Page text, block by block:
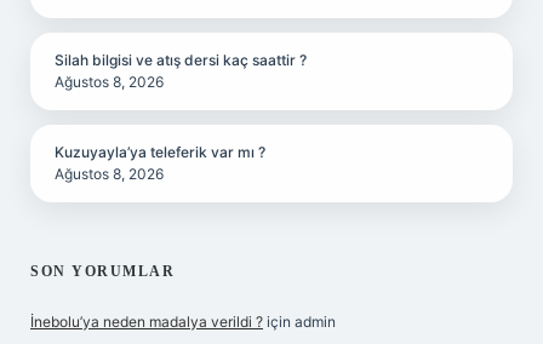
Silah bilgisi ve atış dersi kaç saattir ?
Ağustos 8, 2026
Kuzuyayla’ya teleferik var mı ?
Ağustos 8, 2026
SON YORUMLAR
İnebolu’ya neden madalya verildi ? için admin